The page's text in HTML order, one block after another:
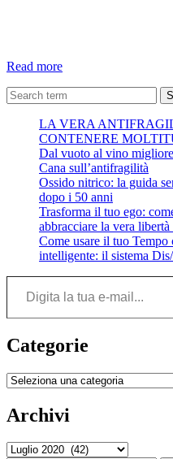
Read moreRicamare
LA VERA
CONTENERE
Dal vuoto al vino
Cana sull’antifragilità
Ossido nitrico: la guida
dopo i 50 anni
Trasforma il tuo ego:
abbracciare la vera
Come usare il tuo Tempo
intelligente: il sistema
Digita la tua e-mail...
Categorie
Categorie
Archivi
Archivi